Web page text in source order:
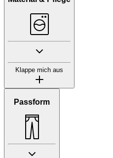
Klappe mich aus
Passform